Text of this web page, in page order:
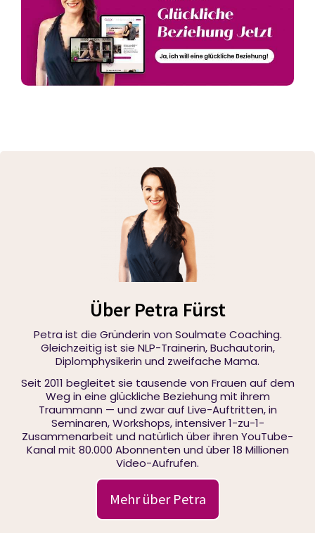
Über Petra Fürst
Petra ist die Gründerin von Soulmate Coaching.
Gleichzeitig ist sie NLP-Trainerin, Buchautorin,
Diplomphysikerin und zweifache Mama.
Seit 2011 begleitet sie tausende von Frauen auf dem
Weg in eine glückliche Beziehung mit ihrem
Traummann — und zwar auf Live-Auftritten, in
Seminaren, Workshops, intensiver 1-zu-1-
Zusammenarbeit und natürlich über ihren YouTube-
Kanal mit 80.000 Abonnenten und über 18 Millionen
Video-Aufrufen.
Mehr über Petra